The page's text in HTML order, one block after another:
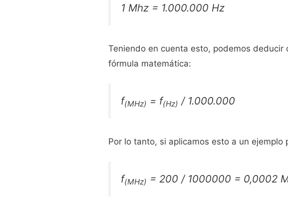
1 Mhz = 1.000.000 Hz
Teniendo en cuenta esto, podemos deducir
fórmula matemática:
f(MHz) = f(Hz) / 1.000.000
Por lo tanto, si aplicamos esto a un
f(MHz) = 200 / 1000000 = 0,0002